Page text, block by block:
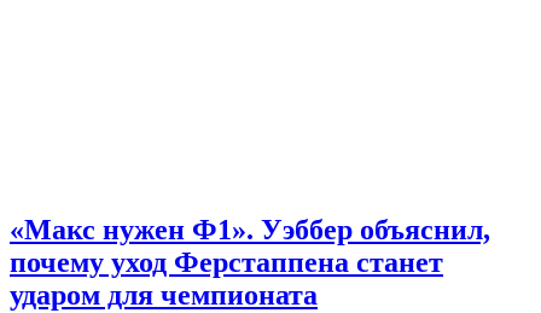
«Макс нужен Ф1». Уэббер объяснил,
почему уход Ферстаппена станет
ударом для чемпионата